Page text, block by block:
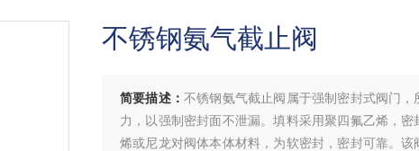
不锈钢氨气截止阀
简要描述： 不锈钢氨气截止阀属于强制密封式阀门
力，以强制密封面不泄漏。填料采用聚四氟乙烯，
烯或尼龙对阀体本体材料，为软密封，密封可靠。该